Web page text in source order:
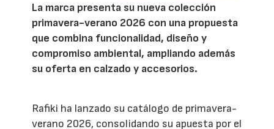
La marca presenta su nueva colección
primavera-verano 2026 con una propuesta
que combina funcionalidad, diseño y
compromiso ambiental, ampliando además
su oferta en calzado y accesorios.
Rafiki ha lanzado su catálogo de primavera-
verano 2026, consolidando su apuesta por el